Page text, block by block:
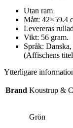
Utan ram
Mått: 42×59.4
Levereras
Vikt: 56 gram.
Språk:
(Affischens
Ytterligare
Brand Koustrup &
Grön